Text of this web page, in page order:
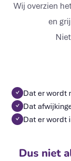
Wij overzien
en
✓ Dat er wordt
✓ Dat
✓ Dat er wordt
Dus niet